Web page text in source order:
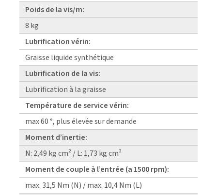
Poids de la vis/m:
8 kg
Lubrification vérin:
Graisse liquide synthétique
Lubrification de la vis:
Lubrification à la graisse
Température de service vérin:
max 60 °, plus élevée sur demande
Moment d’inertie:
N: 2,49 kg cm² / L: 1,73 kg cm²
Moment de couple à l’entrée (a 1500 rpm):
max. 31,5 Nm (N) / max. 10,4 Nm (L)